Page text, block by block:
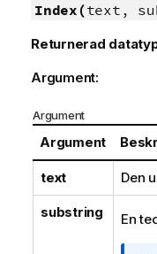
Index(text,
Returnerad
Argument:
Argument
Argument
text Den
substring En